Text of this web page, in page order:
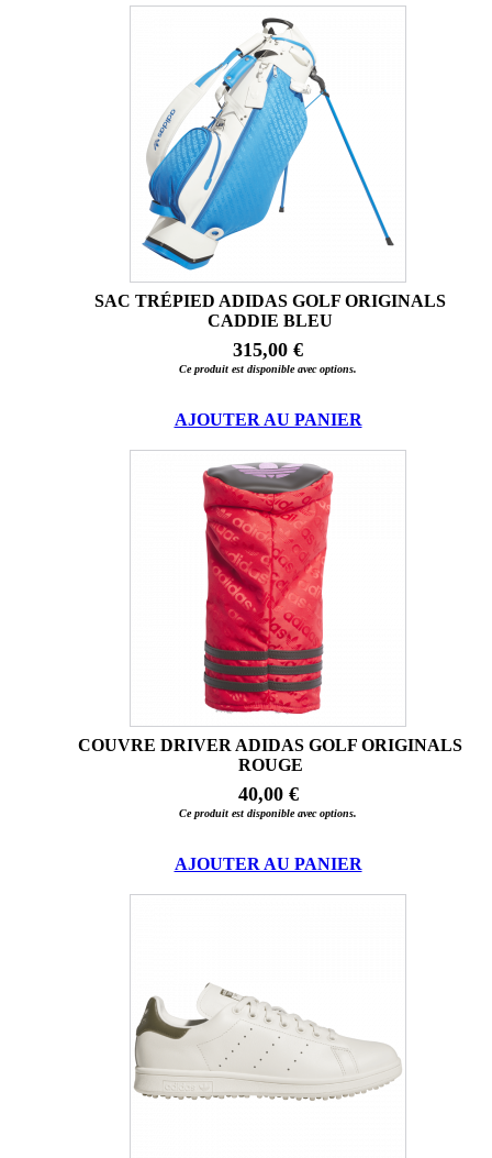
SAC TRÉPIED ADIDAS GOLF ORIGINALS
CADDIE BLEU
315,00 €
Ce produit est disponible avec options.
AJOUTER AU PANIER
COUVRE DRIVER ADIDAS GOLF ORIGINALS
ROUGE
40,00 €
Ce produit est disponible avec options.
AJOUTER AU PANIER